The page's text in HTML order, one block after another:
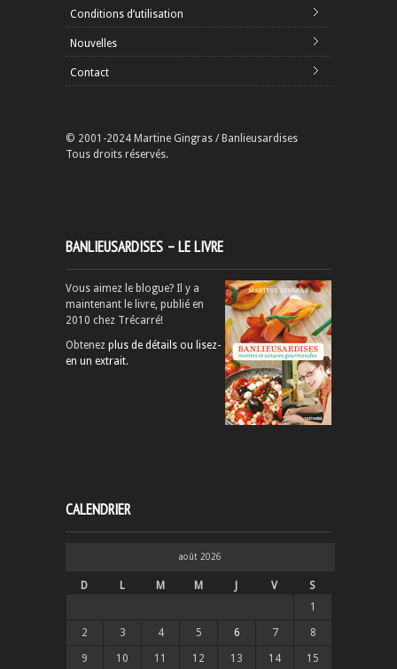
Conditions d’utilisation
Nouvelles
Contact
© 2001-2024 Martine Gingras / Banlieusardises
Tous droits réservés.
BANLIEUSARDISES – LE LIVRE
Vous aimez le blogue? Il y a
maintenant le livre, publié en
2010 chez Trécarré!
Obtenez plus de détails ou lisez-
en un extrait.
CALENDRIER
août 2026
D L M M J V
S
1
2 3 4 5 6 7 8
9 10 11 12 13 14 15